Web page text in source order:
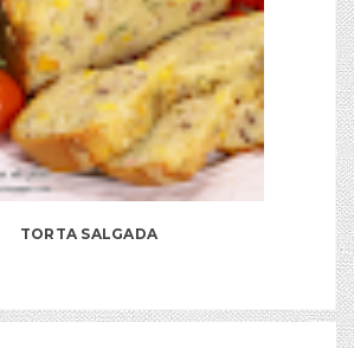
TORTA SALGADA